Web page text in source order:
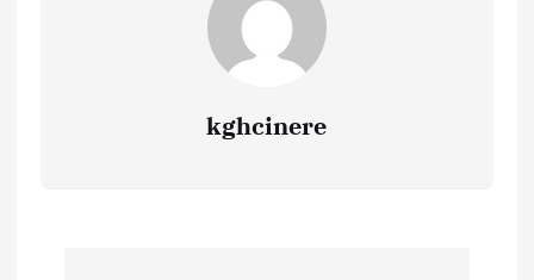
kghcinere